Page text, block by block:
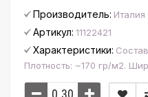
Производитель: Италия
Артикул: 11122421
Характеристики:
Плотность: ~170 гр/м2.